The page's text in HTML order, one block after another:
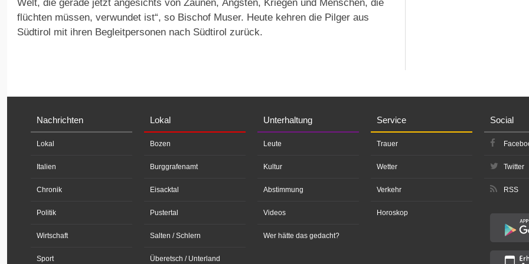
Welt, die gerade jetzt angesichts von Zäunen, Ängsten, Kriegen und Menschen, die
flüchten müssen, verwundet ist“, so Bischof Muser. Heute kehren die Pilger aus
Südtirol mit ihren Begleitpersonen nach Südtirol zurück.
Nachrichten
Lokal
Italien
Chronik
Politik
Wirtschaft
Sport
Lokal
Bozen
Burggrafenamt
Eisacktal
Pustertal
Salten / Schlern
Überetsch / Unterland
Unterhaltung
Leute
Kultur
Abstimmung
Videos
Wer hätte das gedacht?
Service
Trauer
Wetter
Verkehr
Horoskop
Social
Twitter
RSS